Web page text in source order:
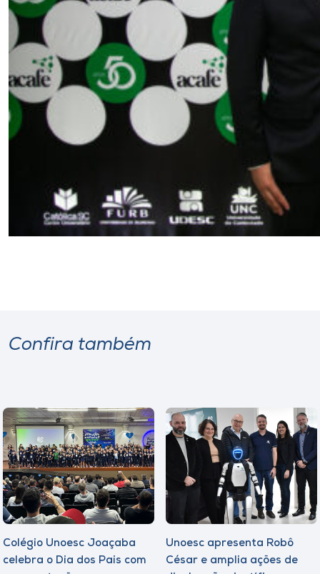
Confira também
Colégio Unoesc Joaçaba
celebra o Dia dos Pais com
Unoesc apresenta Robô
César e amplia ações de